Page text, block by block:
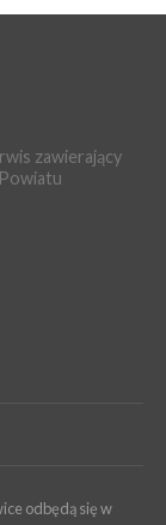
wyjątkowe,
Przyrodnicze
Rzeczpospolitej
zawierający
odbędą się w